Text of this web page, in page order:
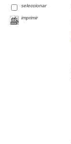
seleccionar
imprimir